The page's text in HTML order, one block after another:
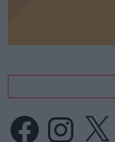
FacebookInstagram
X